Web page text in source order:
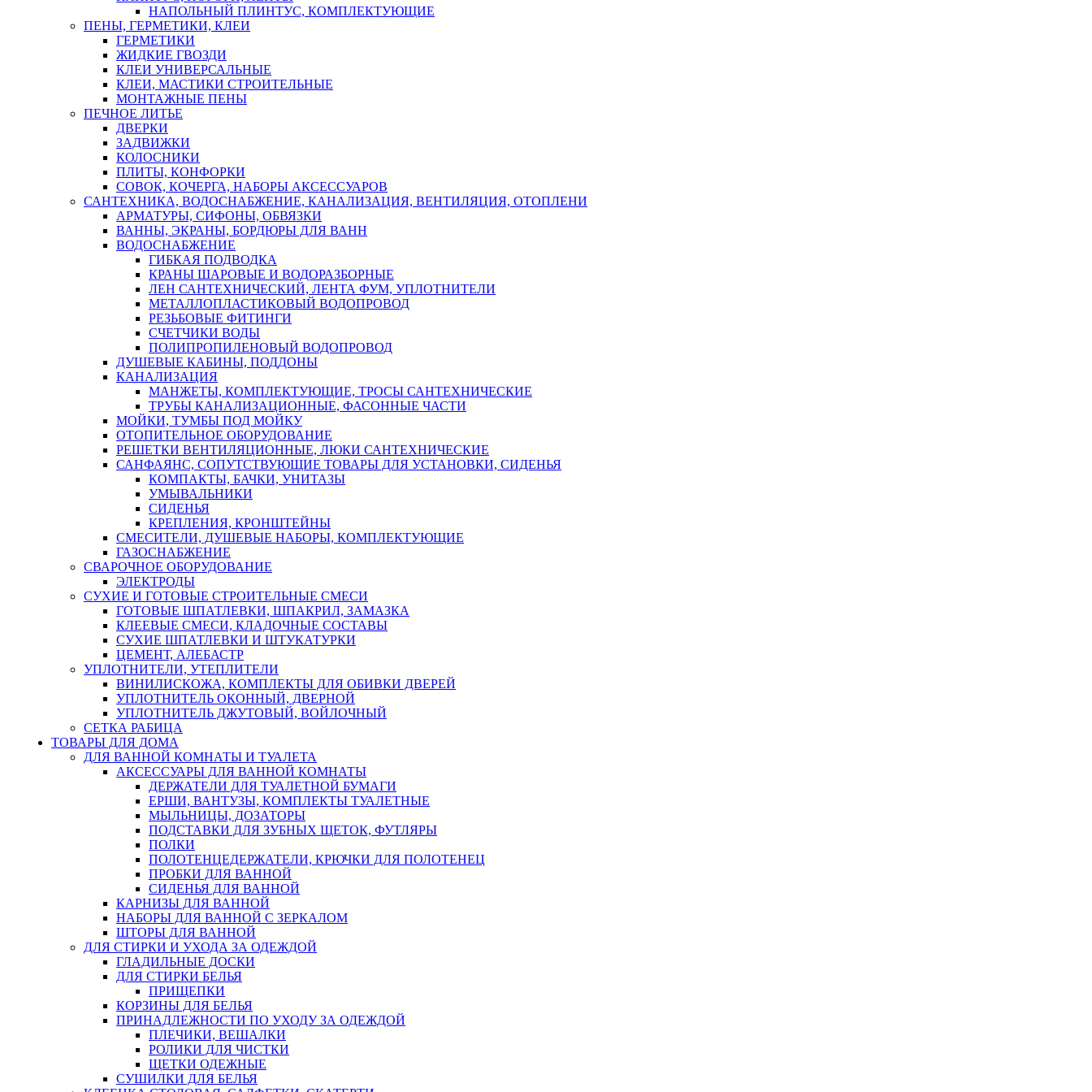
НАПОЛЬНЫЙ ПЛИНТУС, КОМПЛЕКТУЮЩИЕ
ПЕНЫ, ГЕРМЕТИКИ, КЛЕИ
ГЕРМЕТИКИ
ЖИДКИЕ ГВОЗДИ
КЛЕИ УНИВЕРСАЛЬНЫЕ
КЛЕИ, МАСТИКИ СТРОИТЕЛЬНЫЕ
МОНТАЖНЫЕ ПЕНЫ
ПЕЧНОЕ ЛИТЬЕ
ДВЕРКИ
ЗАДВИЖКИ
КОЛОСНИКИ
ПЛИТЫ, КОНФОРКИ
СОВОК, КОЧЕРГА, НАБОРЫ АКСЕССУАРОВ
САНТЕХНИКА, ВОДОСНАБЖЕНИЕ, КАНАЛИЗАЦИЯ, ВЕНТИЛЯЦИЯ, ОТОПЛЕНИ
АРМАТУРЫ, СИФОНЫ, ОБВЯЗКИ
ВАННЫ, ЭКРАНЫ, БОРДЮРЫ ДЛЯ ВАНН
ВОДОСНАБЖЕНИЕ
ГИБКАЯ ПОДВОДКА
КРАНЫ ШАРОВЫЕ И ВОДОРАЗБОРНЫЕ
ЛЕН САНТЕХНИЧЕСКИЙ, ЛЕНТА ФУМ, УПЛОТНИТЕЛИ
МЕТАЛЛОПЛАСТИКОВЫЙ ВОДОПРОВОД
РЕЗЬБОВЫЕ ФИТИНГИ
СЧЕТЧИКИ ВОДЫ
ПОЛИПРОПИЛЕНОВЫЙ ВОДОПРОВОД
ДУШЕВЫЕ КАБИНЫ, ПОДДОНЫ
КАНАЛИЗАЦИЯ
МАНЖЕТЫ, КОМПЛЕКТУЮЩИЕ, ТРОСЫ САНТЕХНИЧЕСКИЕ
ТРУБЫ КАНАЛИЗАЦИОННЫЕ, ФАСОННЫЕ ЧАСТИ
МОЙКИ, ТУМБЫ ПОД МОЙКУ
ОТОПИТЕЛЬНОЕ ОБОРУДОВАНИЕ
РЕШЕТКИ ВЕНТИЛЯЦИОННЫЕ, ЛЮКИ САНТЕХНИЧЕСКИЕ
САНФАЯНС, СОПУТСТВУЮЩИЕ ТОВАРЫ ДЛЯ УСТАНОВКИ, СИДЕНЬЯ
КОМПАКТЫ, БАЧКИ, УНИТАЗЫ
УМЫВАЛЬНИКИ
СИДЕНЬЯ
КРЕПЛЕНИЯ, КРОНШТЕЙНЫ
СМЕСИТЕЛИ, ДУШЕВЫЕ НАБОРЫ, КОМПЛЕКТУЮЩИЕ
ГАЗОСНАБЖЕНИЕ
СВАРОЧНОЕ ОБОРУДОВАНИЕ
ЭЛЕКТРОДЫ
СУХИЕ И ГОТОВЫЕ СТРОИТЕЛЬНЫЕ СМЕСИ
ГОТОВЫЕ ШПАТЛЕВКИ, ШПАКРИЛ, ЗАМАЗКА
КЛЕЕВЫЕ СМЕСИ, КЛАДОЧНЫЕ СОСТАВЫ
СУХИЕ ШПАТЛЕВКИ И ШТУКАТУРКИ
ЦЕМЕНТ, АЛЕБАСТР
УПЛОТНИТЕЛИ, УТЕПЛИТЕЛИ
ВИНИЛИСКОЖА, КОМПЛЕКТЫ ДЛЯ ОБИВКИ ДВЕРЕЙ
УПЛОТНИТЕЛЬ ОКОННЫЙ, ДВЕРНОЙ
УПЛОТНИТЕЛЬ ДЖУТОВЫЙ, ВОЙЛОЧНЫЙ
СЕТКА РАБИЦА
ТОВАРЫ ДЛЯ ДОМА
ДЛЯ ВАННОЙ КОМНАТЫ И ТУАЛЕТА
АКСЕССУАРЫ ДЛЯ ВАННОЙ КОМНАТЫ
ДЕРЖАТЕЛИ ДЛЯ ТУАЛЕТНОЙ БУМАГИ
ЕРШИ, ВАНТУЗЫ, КОМПЛЕКТЫ ТУАЛЕТНЫЕ
МЫЛЬНИЦЫ, ДОЗАТОРЫ
ПОДСТАВКИ ДЛЯ ЗУБНЫХ ЩЕТОК, ФУТЛЯРЫ
ПОЛКИ
ПОЛОТЕНЦЕДЕРЖАТЕЛИ, КРЮЧКИ ДЛЯ ПОЛОТЕНЕЦ
ПРОБКИ ДЛЯ ВАННОЙ
СИДЕНЬЯ ДЛЯ ВАННОЙ
КАРНИЗЫ ДЛЯ ВАННОЙ
НАБОРЫ ДЛЯ ВАННОЙ С ЗЕРКАЛОМ
ШТОРЫ ДЛЯ ВАННОЙ
ДЛЯ СТИРКИ И УХОДА ЗА ОДЕЖДОЙ
ГЛАДИЛЬНЫЕ ДОСКИ
ДЛЯ СТИРКИ БЕЛЬЯ
ПРИЩЕПКИ
КОРЗИНЫ ДЛЯ БЕЛЬЯ
ПРИНАДЛЕЖНОСТИ ПО УХОДУ ЗА ОДЕЖДОЙ
ПЛЕЧИКИ, ВЕШАЛКИ
РОЛИКИ ДЛЯ ЧИСТКИ
ЩЕТКИ ОДЕЖНЫЕ
СУШИЛКИ ДЛЯ БЕЛЬЯ